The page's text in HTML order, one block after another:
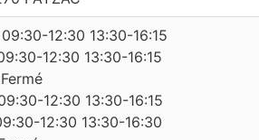
12:30 13:30-16:15
12:30 13:30-16:15
12:30 13:30-16:15
12:30 13:30-16:30